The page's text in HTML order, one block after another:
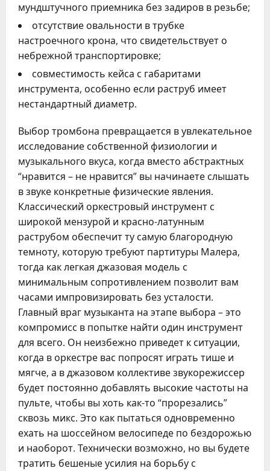
мундштучного приемника без задиров в резьбе;
отсутствие овальности в трубке
настроечного крона, что свидетельствует о
небрежной транспортировке;
совместимость кейса с габаритами
инструмента, особенно если раструб имеет
нестандартный диаметр.
Выбор тромбона превращается в увлекательное
исследование собственной физиологии и
музыкального вкуса, когда вместо абстрактных
“нравится – не нравится” вы начинаете слышать
в звуке конкретные физические явления.
Классический оркестровый инструмент с
широкой мензурой и красно-латунным
раструбом обеспечит ту самую благородную
темноту, которую требуют партитуры Малера,
тогда как легкая джазовая модель с
минимальным сопротивлением позволит вам
часами импровизировать без усталости.
Главный враг музыканта на этапе выбора – это
компромисс в попытке найти один инструмент
для всего. Он неизбежно приведет к ситуации,
когда в оркестре вас попросят играть тише и
мягче, а в джазовом коллективе звукорежиссер
будет постоянно добавлять высокие частоты на
пульте, чтобы вы хоть как-то “прорезались”
сквозь микс. Это как пытаться одновременно
ехать на шоссейном велосипеде по бездорожью
и наоборот. Технически возможно, но вы будете
тратить бешеные усилия на борьбу с